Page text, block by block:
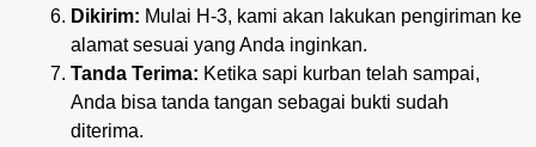
Dikirim: Mulai H-3, kami akan lakukan pengiriman ke
alamat sesuai yang Anda inginkan.
Tanda Terima: Ketika sapi kurban telah sampai,
Anda bisa tanda tangan sebagai bukti sudah
diterima.